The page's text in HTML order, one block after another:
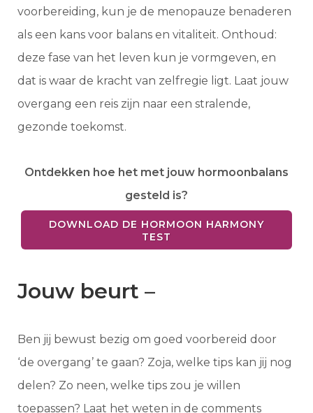
voorbereiding, kun je de menopauze benaderen
als een kans voor balans en vitaliteit. Onthoud:
deze fase van het leven kun je vormgeven, en
dat is waar de kracht van zelfregie ligt. Laat jouw
overgang een reis zijn naar een stralende,
gezonde toekomst.
Ontdekken hoe het met jouw hormoonbalans
gesteld is?
DOWNLOAD DE HORMOON HARMONY
TEST
Jouw beurt –
Ben jij bewust bezig om goed voorbereid door
‘de overgang’ te gaan? Zoja, welke tips kan jij nog
delen? Zo neen, welke tips zou je willen
toepassen? Laat het weten in de comments